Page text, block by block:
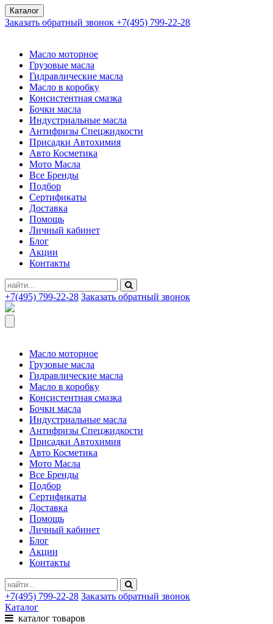
Каталог
Заказать обратный звонок +7(495) 799-22-28
Масло моторное
Грузовые масла
Гидравлические масла
Масло в коробку
Консистентная смазка
Бочки масла
Индустриальные масла
Антифризы Спецжидкости
Присадки Автохимия
Авто Косметика
Мото Масла
Все Бренды
Подбор
Сертификаты
Доставка
Помощь
Личный кабинет
Блог
Акции
Контакты
+7(495) 799-22-28 Заказать обратный звонок
Масло моторное
Грузовые масла
Гидравлические масла
Масло в коробку
Консистентная смазка
Бочки масла
Индустриальные масла
Антифризы Спецжидкости
Присадки Автохимия
Авто Косметика
Мото Масла
Все Бренды
Подбор
Сертификаты
Доставка
Помощь
Личный кабинет
Блог
Акции
Контакты
+7(495) 799-22-28 Заказать обратный звонок
Каталог
каталог товаров